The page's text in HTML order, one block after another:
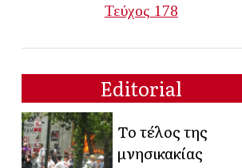
Τεύχος 178
Editorial
Το τέλος της
μνησικακίας